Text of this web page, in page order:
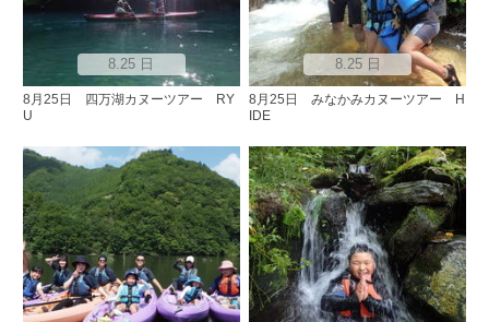
8.25 日
8月25日 四万湖カヌーツアー RY
U
8.25 日
8月25日 みなかみカヌーツアー H
IDE